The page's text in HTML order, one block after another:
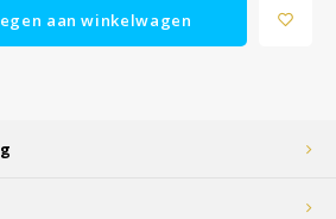
aan winkelwagen